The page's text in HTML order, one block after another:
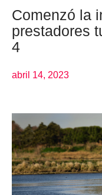
Comenzó la
prestadores
4
abril 14, 2023